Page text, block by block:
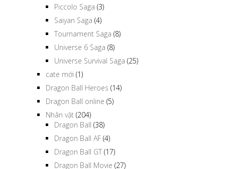
Piccolo Saga (3)
Saiyan Saga (4)
Tournament Saga (8)
Universe 6 Saga (8)
Universe Survival Saga (25)
cate mới (1)
Dragon Ball Heroes (14)
Dragon Ball online (5)
Nhân vật (204)
Dragon Ball (38)
Dragon Ball AF (4)
Dragon Ball GT (17)
Dragon Ball Movie (27)